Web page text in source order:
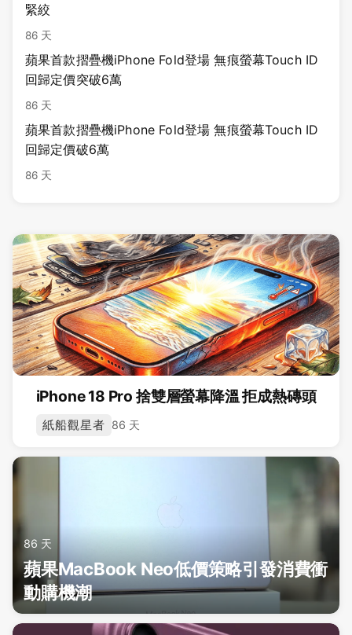
緊絞
86 天
蘋果首款摺疊機iPhone Fold登場 無痕螢幕Touch ID
回歸定價突破6萬
86 天
蘋果首款摺疊機iPhone Fold登場 無痕螢幕Touch ID
回歸定價破6萬
86 天
iPhone 18 Pro 捨雙層螢幕降溫 拒成熱磚頭
紙船觀星者 86 天
86 天
蘋果MacBook Neo低價策略引發消費衝
動購機潮